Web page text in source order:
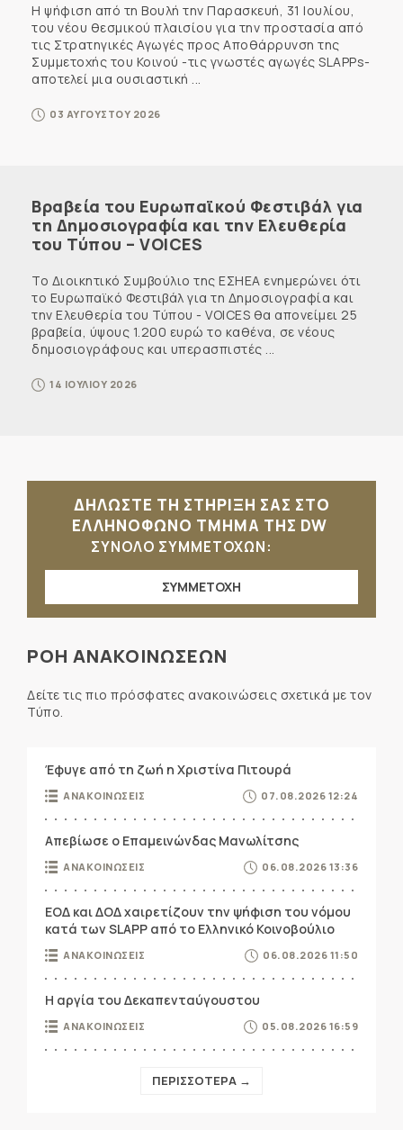
Η ψήφιση από τη Βουλή την Παρασκευή, 31 Ιουλίου,
του νέου θεσμικού πλαισίου για την προστασία από
τις Στρατηγικές Αγωγές προς Αποθάρρυνση της
Συμμετοχής του Κοινού -τις γνωστές αγωγές SLAPPs-
αποτελεί μια ουσιαστική ...
03 ΑΥΓΟΥΣΤΟΥ 2026
Βραβεία του Ευρωπαϊκού Φεστιβάλ για
τη Δημοσιογραφία και την Ελευθερία
του Τύπου – VOICES
Το Διοικητικό Συμβούλιο της ΕΣΗΕΑ ενημερώνει ότι
το Ευρωπαϊκό Φεστιβάλ για τη Δημοσιογραφία και
την Ελευθερία του Τύπου - VOICES θα απονείμει 25
βραβεία, ύψους 1.200 ευρώ το καθένα, σε νέους
δημοσιογράφους και υπερασπιστές ...
14 ΙΟΥΛΙΟΥ 2026
ΔΗΛΩΣΤΕ ΤΗ ΣΤΗΡΙΞΗ ΣΑΣ ΣΤΟ
ΕΛΛΗΝΟΦΩΝΟ ΤΜΗΜΑ ΤΗΣ DW
ΣΥΝΟΛΟ ΣΥΜΜΕΤΟΧΩΝ:
ΣΥΜΜΕΤΟΧΗ
ΡΟΗ ΑΝΑΚΟΙΝΩΣΕΩΝ
Δείτε τις πιο πρόσφατες ανακοινώσεις σχετικά με τον
Τύπο.
Έφυγε από τη ζωή η Χριστίνα Πιτουρά
ΑΝΑΚΟΙΝΩΣΕΙΣ 07.08.2026 12:24
Απεβίωσε ο Επαμεινώνδας Μανωλίτσης
ΑΝΑΚΟΙΝΩΣΕΙΣ 06.08.2026 13:36
ΕΟΔ και ΔΟΔ χαιρετίζουν την ψήφιση του νόμου
κατά των SLAPP από το Ελληνικό Κοινοβούλιο
ΑΝΑΚΟΙΝΩΣΕΙΣ 06.08.2026 11:50
Η αργία του Δεκαπενταύγουστου
ΑΝΑΚΟΙΝΩΣΕΙΣ 05.08.2026 16:59
ΠΕΡΙΣΣΟΤΕΡΑ →